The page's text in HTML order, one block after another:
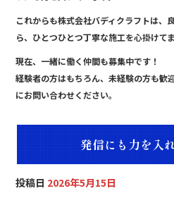
これからも株式会社バディクラフトは、
ら、ひとつひとつ丁寧な施工を心掛けてま
現在、一緒に働く仲間も募集中です！
経験者の方はもちろん、未経験の方も歓
にお問い合わせください。
発信にも力を入
投稿日 2026年5月15日